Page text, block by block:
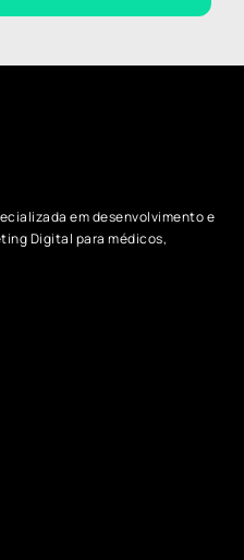
em desenvolvimento e
Digital para médicos,